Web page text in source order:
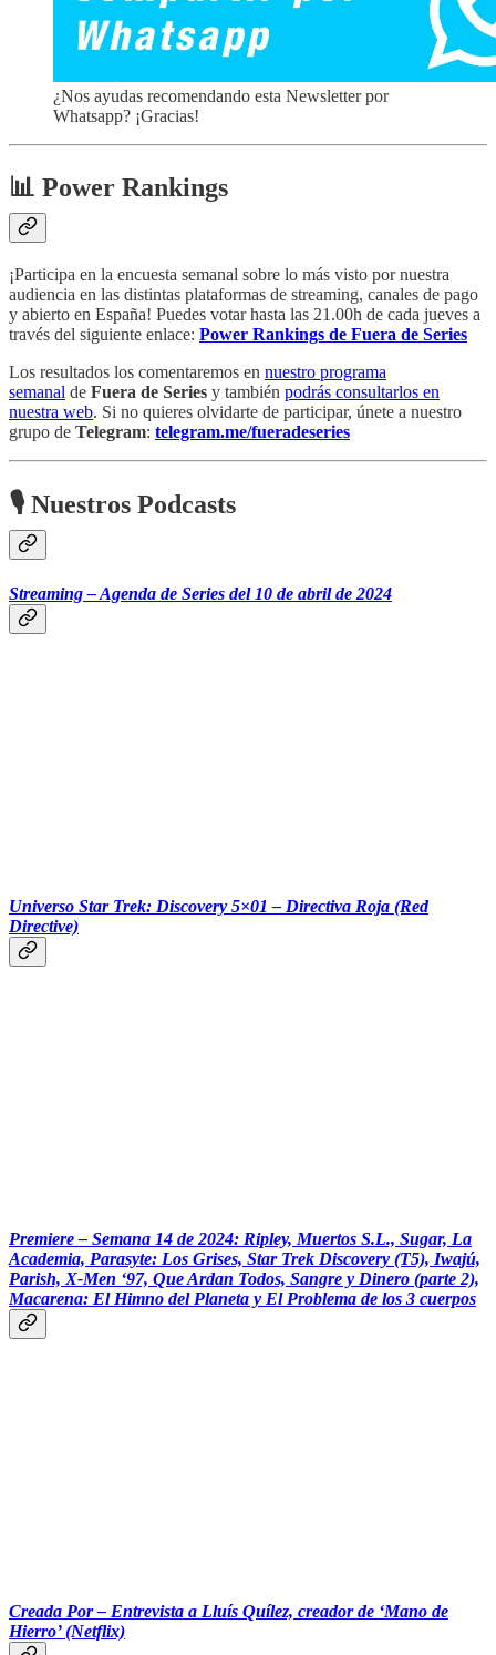
¿Nos ayudas recomendando esta Newsletter por
Whatsapp? ¡Gracias!
📊 Power Rankings
¡Participa en la encuesta semanal sobre lo más visto por nuestra
audiencia en las distintas plataformas de streaming, canales de pago
y abierto en España! Puedes votar hasta las 21.00h de cada jueves a
través del siguiente enlace: Power Rankings de Fuera de Series
Los resultados los comentaremos en nuestro programa
semanal de Fuera de Series y también podrás consultarlos en
nuestra web. Si no quieres olvidarte de participar, únete a nuestro
grupo de Telegram: telegram.me/fueradeseries
🎙 Nuestros Podcasts
Streaming – Agenda de Series del 10 de abril de 2024
Universo Star Trek: Discovery 5×01 – Directiva Roja (Red
Directive)
Premiere – Semana 14 de 2024: Ripley, Muertos S.L., Sugar, La
Academia, Parasyte: Los Grises, Star Trek Discovery (T5), Iwajú,
Parish, X-Men ‘97, Que Ardan Todos, Sangre y Dinero (parte 2),
Macarena: El Himno del Planeta y El Problema de los 3 cuerpos
Creada Por – Entrevista a Lluís Quílez, creador de ‘Mano de
Hierro’ (Netflix)